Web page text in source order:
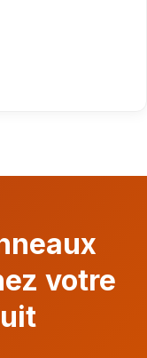
votre